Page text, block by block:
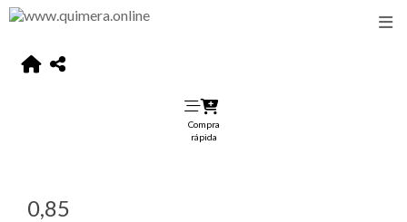
Compra
rápida
0,85